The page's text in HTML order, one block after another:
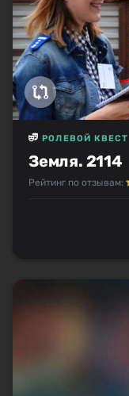
Земля. 2114
РОЛЕВОЙ КВЕСТ
Рейтинг по отзывам: